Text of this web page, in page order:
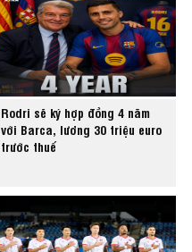
Rodri sẽ ký hợp đồng 4 năm
với Barca, lương 30 triệu euro
trước thuế